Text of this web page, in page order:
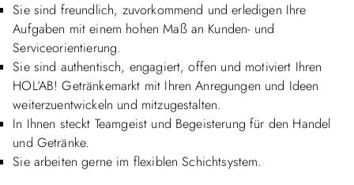
Sie sind freundlich, zuvorkommend und erledigen Ihre
Aufgaben mit einem hohen Maß an Kunden- und
Serviceorientierung.
Sie sind authentisch, engagiert, offen und motiviert Ihren
HOL’AB! Getränkemarkt mit Ihren Anregungen und Ideen
weiterzuentwickeln und mitzugestalten.
In Ihnen steckt Teamgeist und Begeisterung für den Handel
und Getränke.
Sie arbeiten gerne im flexiblen Schichtsystem.